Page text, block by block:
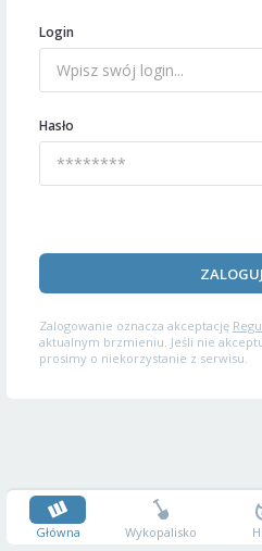
Login
Hasło
Zalogowanie oznacza akceptację
aktualnym brzmieniu. Jeśli nie
prosimy o niekorzystanie z serwisu.
Główna Wykopalisko